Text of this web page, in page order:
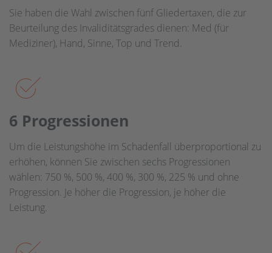
Sie haben die Wahl zwischen fünf Gliedertaxen, die zur
Beurteilung des Invaliditätsgrades dienen: Med (für
Mediziner), Hand, Sinne, Top und Trend.
6 Progress­ionen
Um die Leistungshöhe im Schadenfall überproportional zu
erhöhen, können Sie zwischen sechs Progressionen
wählen: 750 %, 500 %, 400 %, 300 %, 225 % und ohne
Progression. Je höher die Progression, je höher die
Leistung.